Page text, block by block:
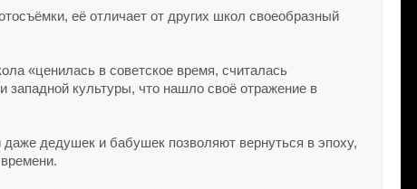
её отличает от других школ своеобразный
«ценилась в советское время, считалась
западной культуры, что нашло своё отражение в
дедушек и бабушек позволяют вернуться в эпоху,